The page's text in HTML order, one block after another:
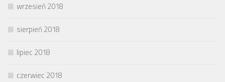
wrzesień 2018
sierpień 2018
lipiec 2018
czerwiec 2018